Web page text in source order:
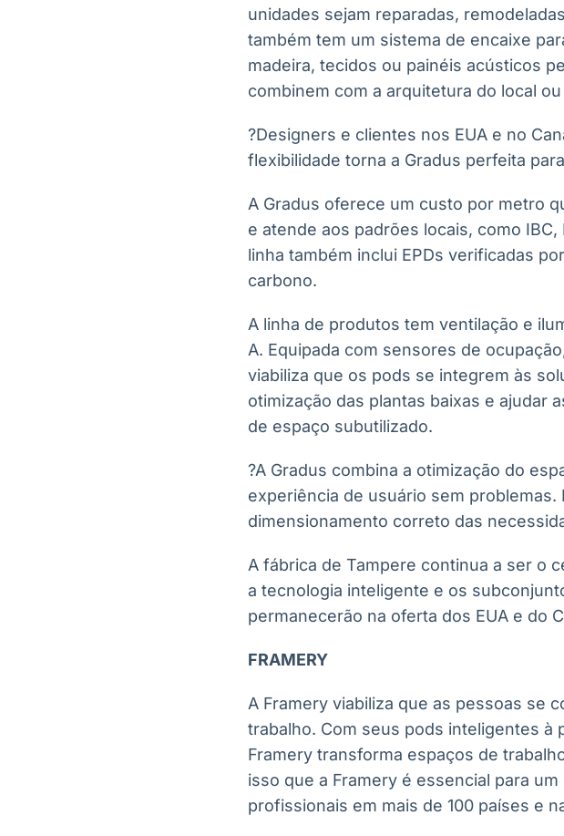
unidades sejam reparadas,
também tem um sistema de encaixe
madeira, tecidos ou painéis acústicos
combinem com a arquitetura do local
?Designers e clientes nos EUA e no
flexibilidade torna a Gradus perfeita
A Gradus oferece um custo por metro
e atende aos padrões locais, como
linha também inclui EPDs verificadas
carbono.
A linha de produtos tem ventilação e
A. Equipada com sensores de
viabiliza que os pods se integrem às
otimização das plantas baixas e ajudar
de espaço subutilizado.
?A Gradus combina a otimização do
experiência de usuário sem
dimensionamento correto das
A fábrica de Tampere continua a ser o
a tecnologia inteligente e os
permanecerão na oferta dos EUA e do
FRAMERY
A Framery viabiliza que as pessoas se
trabalho. Com seus pods inteligentes à
Framery transforma espaços de
isso que a Framery é essencial para
profissionais em mais de 100 países e